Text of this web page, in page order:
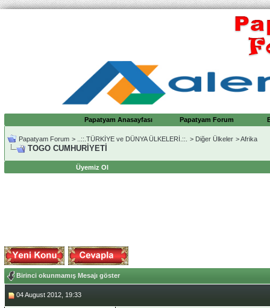
Papatyam Anasayfası Papatyam Forum
Papatyam Forum > ..::.TÜRKİYE ve DÜNYA ÜLKELERİ.::. > Diğer Ülkeler >Afrika
TOGO CUMHURİYETİ
Üyemiz Ol
Birinci okunmamış Mesajı göster
04 August 2012, 19:33